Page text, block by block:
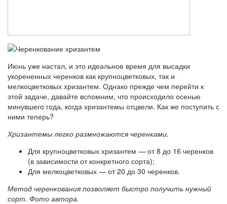
Июнь уже настал, и это идеальное время для высадки
укорененных черенков как крупноцветковых, так и
мелкоцветковых хризантем. Однако прежде чем перейти к
этой задаче, давайте вспомним, что происходило осенью
минувшего года, когда хризантемы отцвели. Как же поступить с
ними теперь?
Хризантемы легко размножаются черенками.
Для крупноцветковых хризантем — от 8 до 16 черенков
(в зависимости от конкретного сорта);
Для мелкоцветковых — от 20 до 30 черенков.
Метод черенкования позволяет быстро получить нужный
сорт. Фото автора.